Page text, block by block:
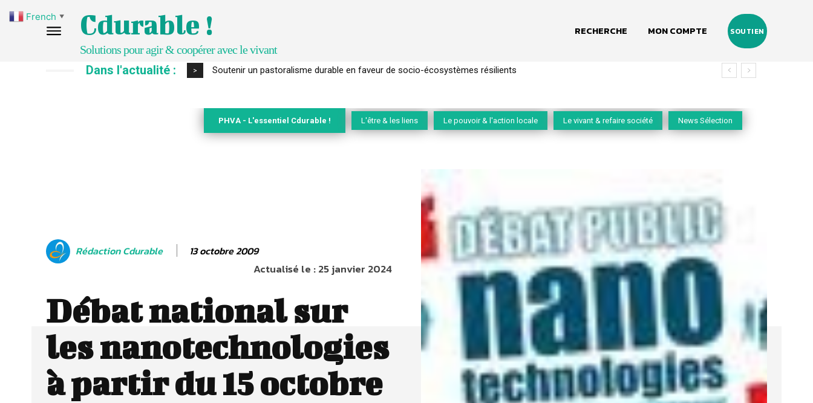
Cdurable !
Solutions pour agir & coopérer avec le vivant
RECHERCHE MON COMPTE SOUTIEN
Dans l'actualité : > S’inspirer de l’arbre pour un modèle économique régénératif du vivant …
PHVA - L'essentiel Cdurable ! L'être & les liens Le pouvoir & l'action locale Le vivant & refaire société News Sélection
Rédaction Cdurable 13 octobre 2009
Actualisé le :25 janvier 2024
Débat national sur
les nanotechnologies
à partir du 15 octobre
French ▼